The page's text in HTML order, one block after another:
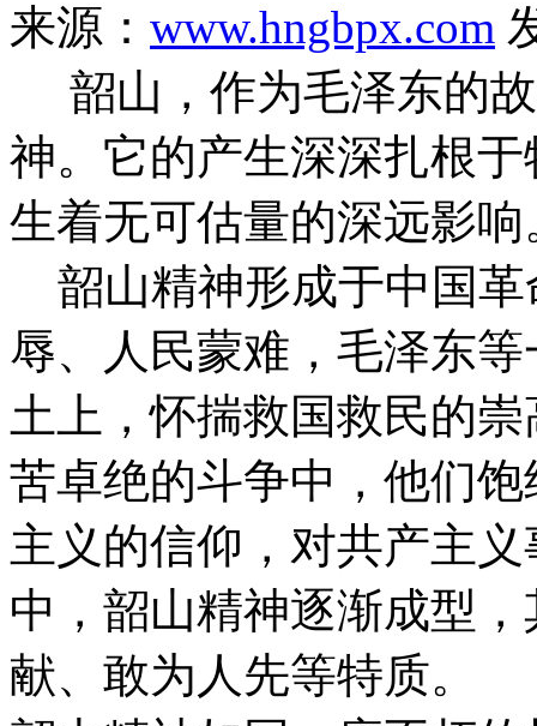
来源： www.hngbpx.com
韶山，作为毛泽东的
神。它的产生深深扎根
生着无可估量的深远影响
韶山精神形成于中国革
辱、人民蒙难，毛泽东
土上，怀揣救国救民的
苦卓绝的斗争中，他们
主义的信仰，对共产主
中，韶山精神逐渐成型
献、敢为人先等特质。